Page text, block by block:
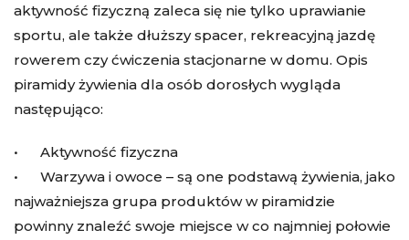
aktywność fizyczną zaleca się nie tylko uprawianie
sportu, ale także dłuższy spacer, rekreacyjną jazdę
rowerem czy ćwiczenia stacjonarne w domu. Opis
piramidy żywienia dla osób dorosłych wygląda
następująco:
• Aktywność fizyczna
• Warzywa i owoce – są one podstawą żywienia, jako
najważniejsza grupa produktów w piramidzie
powinny znaleźć swoje miejsce w co najmniej połowie